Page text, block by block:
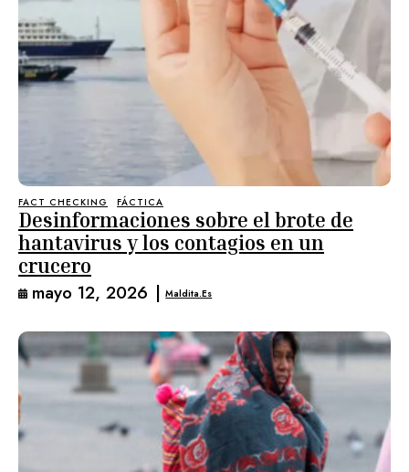
FACT CHECKING FÁCTICA
Desinformaciones sobre el brote de
hantavirus y los contagios en un
crucero
mayo 12, 2026 | Maldita.es